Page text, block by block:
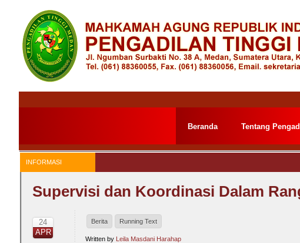
Beranda Tentang
INFORMASI
Supervisi dan Koordinasi Dalam
24
APR
Berita Running Text
Written by Leila Masdani Harahap